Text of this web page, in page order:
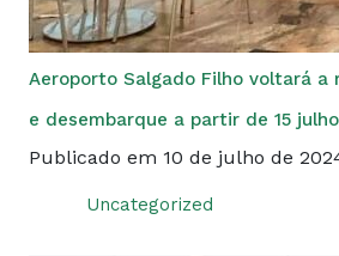
Aeroporto Salgado Filho voltará a
e desembarque a partir de 15
Publicado em 10 de julho de
Uncategorized